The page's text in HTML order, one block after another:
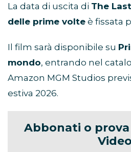
La data di uscita di The
delle prime volte è fissata
Il film sarà disponibile su
mondo, entrando nel
Amazon MGM Studios
estiva 2026.
Abbonati o
Video